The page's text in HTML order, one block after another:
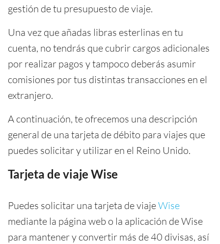
gestión de tu presupuesto de viaje.
Una vez que añadas libras esterlinas en tu
cuenta, no tendrás que cubrir cargos adicionales
por realizar pagos y tampoco deberás asumir
comisiones por tus distintas transacciones en el
extranjero.
A continuación, te ofrecemos una descripción
general de una tarjeta de débito para viajes que
puedes solicitar y utilizar en el Reino Unido.
Tarjeta de viaje Wise
Puedes solicitar una tarjeta de viajeWise
mediante la página web o la aplicación de Wise
para mantener y convertir más de 40 divisas, así